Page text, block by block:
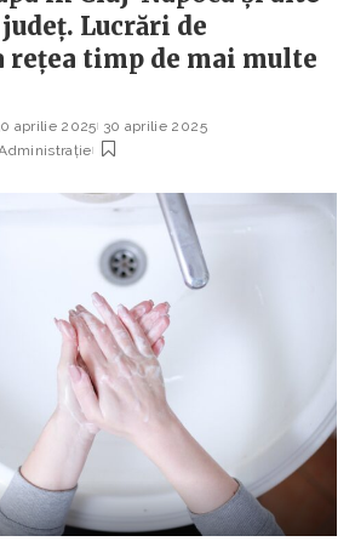
Lucrări de
timp de mai multe
aprilie 2025 30 aprilie 2025